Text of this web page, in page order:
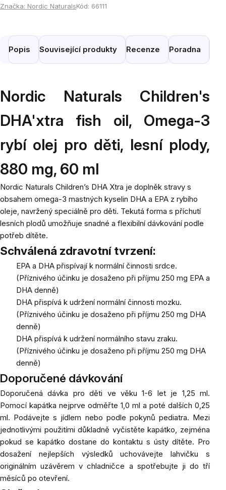
Značka: Nordic NaturalsKód: 66111
Popis Související produkty Recenze Poradna
Nordic Naturals Children's
DHA'xtra fish oil, Omega-3
rybí olej pro děti, lesní plody,
880 mg, 60 ml
Nordic Naturals Children’s DHA Xtra je doplněk stravy s
obsahem omega-3 mastných kyselin DHA a EPA z rybího
oleje, navržený speciálně pro děti. Tekutá forma s příchutí
lesních plodů umožňuje snadné a flexibilní dávkování podle
potřeb dítěte.
Schválená zdravotní tvrzení:
EPA a DHA přispívají k normální činnosti srdce.
(Příznivého účinku je dosaženo při příjmu 250 mg EPA a
DHA denně)
DHA přispívá k udržení normální činnosti mozku.
(Příznivého účinku je dosaženo při příjmu 250 mg DHA
denně)
DHA přispívá k udržení normálního stavu zraku.
(Příznivého účinku je dosaženo při příjmu 250 mg DHA
denně)
Doporučené dávkování
Doporučená dávka pro děti ve věku 1-6 let je 1,25 ml.
Pomocí kapátka nejprve odměřte 1,0 ml a poté dalších 0,25
ml. Podávejte s jídlem nebo podle pokynů pediatra. Mezi
jednotlivými použitími důkladně vyčistěte kapátko, zejména
pokud se kapátko dostane do kontaktu s ústy dítěte. Pro
dosažení nejlepších výsledků uchovávejte lahvičku s
originálním uzávěrem v chladničce a spotřebujte ji do tří
měsíců po otevření.